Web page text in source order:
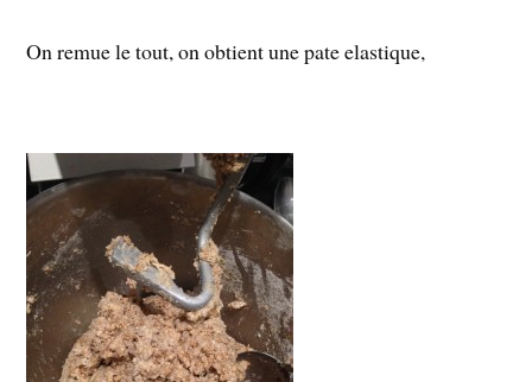
On remue le tout, on obtient une pate elastique,